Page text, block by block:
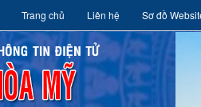
Trang chủ Liên hệ Sơ đồ